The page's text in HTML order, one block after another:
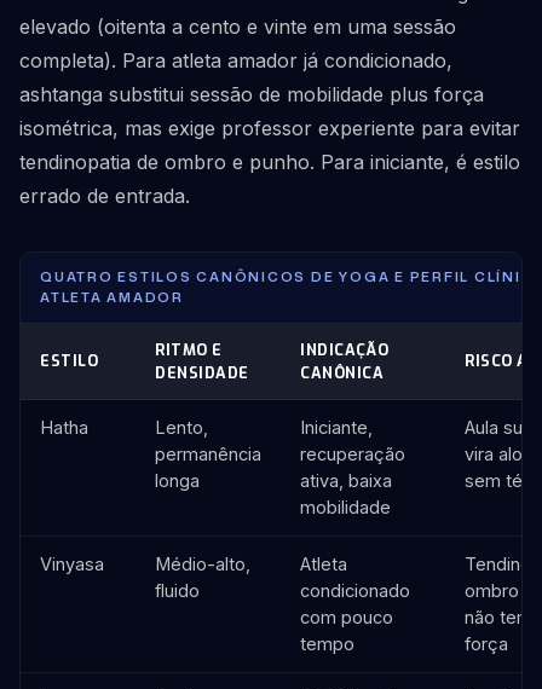
elevado (oitenta a cento e vinte em uma sessão
completa). Para atleta amador já condicionado,
ashtanga substitui sessão de mobilidade plus força
isométrica, mas exige professor experiente para evitar
tendinopatia de ombro e punho. Para iniciante, é estilo
errado de entrada.
QUATRO ESTILOS CANÔNICOS DE YOGA E PERFIL
ATLETA AMADOR
ESTILO
RITMO E
DENSIDADE
INDICAÇÃO
CANÔNICA
RISCO A
Hatha
Lento,
permanência
longa
Iniciante,
recuperação
ativa, baixa
mobilidade
Aula
vira
sem
Vinyasa
Médio-alto,
fluido
Atleta
condicionado
com pouco
tempo
ombro
não tem
força